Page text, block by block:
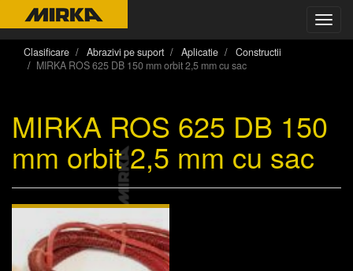
Clasificare Abrazivi pe suport Aplicatie
Constructii
MIRKA ROS 625 DB 150 mm orbit 2,5 mm cu sac
MIRKA ROS 625 DB 150
mm orbit 2,5 mm cu sac